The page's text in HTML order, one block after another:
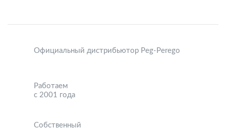
Официальный дистрибьютор Peg-Perego
Работаем
с 2001 года
Собственный